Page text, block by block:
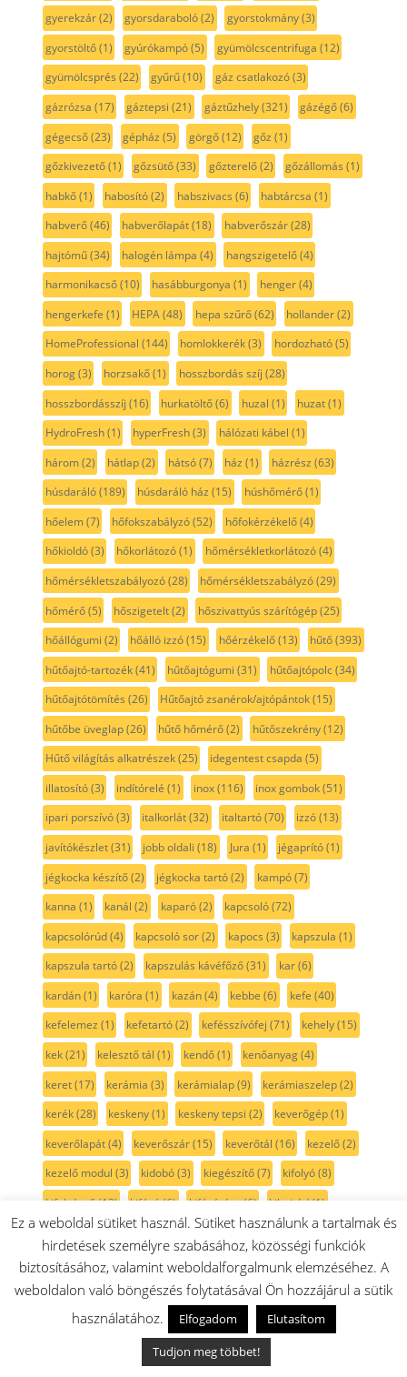
gyerekzár(2) gyorsdaraboló(2) gyorstokmány(3)
gyorstöltő(1) gyúrókampó(5) gyümölcscentrifuga (12)
gyümölcsprés (22) gyűrű(10) gáz csatlakozó(3)
gázrózsa (17) gáztepsi (21) gáztűzhely(321) gázégő(6)
gégecső(23) gépház (5) görgő(12) gőz (1)
gőzkivezető(1) gőzsütő(33) gőzterelő(2) gőzállomás (1)
habkő(1) habosító(2) habszivacs (6) habtárcsa (1)
habverő(46) habverőlapát(18) habverőszár(28)
hajtómű(34) halogén lámpa (4) hangszigetelő(4)
harmonikacső(10) hasábburgonya (1) henger(4)
hengerkefe (1) HEPA(48) hepa szűrő(62) hollander(2)
HomeProfessional (144) homlokkerék(3) hordozható(5)
horog(3) horzsakő(1) hosszbordás szíj (28)
hosszbordásszíj (16) hurkatöltő(6) huzal (1) huzat(1)
HydroFresh(1) hyperFresh(3) hálózati kábel (1)
három(2) hátlap(2) hátsó(7) ház (1) házrész (63)
húsdaráló(189) húsdaráló ház (15) húshőmérő(1)
hőelem(7) hőfokszabályzó(52) hőfokérzékelő(4)
hőkioldó(3) hőkorlátozó(1) hőmérsékletkorlátozó(4)
hőmérsékletszabályozó(28) hőmérsékletszabályzó(29)
hőmérő(5) hőszigetelt(2) hőszivattyús szárítógép(25)
hőállógumi (2) hőálló izzó(15) hőérzékelő(13) hűtő(393)
hűtőajtó-tartozék(41) hűtőajtógumi (31) hűtőajtópolc(34)
hűtőajtótömítés (26) Hűtőajtó zsanérok/ajtópántok(15)
hűtőbe üveglap(26) hűtő hőmérő(2) hűtőszekrény(12)
Hűtő világítás alkatrészek(25) idegentest csapda (5)
illatosító(3) indítórelé (1) inox(116) inox gombok(51)
ipari porszívó(3) italkorlát(32) italtartó(70) izzó(13)
javítókészlet(31) jobb oldali (18) Jura (1) jégaprító(1)
jégkocka készítő(2) jégkocka tartó(2) kampó(7)
kanna (1) kanál (2) kaparó(2) kapcsoló(72)
kapcsolórúd(4) kapcsoló sor(2) kapocs (3) kapszula (1)
kapszula tartó(2) kapszulás kávéfőző(31) kar(6)
kardán(1) karóra (1) kazán(4) kebbe (6) kefe (40)
kefelemez (1) kefetartó(2) kefésszívófej (71) kehely(15)
kek(21) kelesztő tál (1) kendő(1) kenőanyag(4)
keret(17) kerámia (3) kerámialap(9) kerámiaszelep(2)
kerék(28) keskeny(1) keskeny tepsi (2) keverőgép(1)
keverőlapát(4) keverőszár(15) keverőtál (16) kezelő(2)
kezelő modul (3) kidobó(3) kiegészítő(7) kifolyó(8)
kifolyócső(13) kifúvó(6) kifúvórács(6) kihajtád(1)
kihajtás(8) kijelző modul(2) kilincs (8) kinyomó (4)
kinyomó szivattyú(8) kioldó (2) kioldógomb(2) kisflex(5)
kisgép(12) kisgépek(39) kiskefe(11) kiskerék(17)
kis sarokköszörű(2) kisállatszőr(6) kiöntő(13)
kolbásztöltő(12) kombinált hűtő
Ez a weboldal sütiket használ. Sütiket használunk a tartalmak és
hirdetések személyre szabásához, közösségi funkciók
biztosításához, valamint weboldalforgalmunk elemzéséhez. A
weboldalon való böngészés folytatásával Ön hozzájárul a sütik
használatához.
Elfogadom
Elutasítom
Tudjon meg többet!